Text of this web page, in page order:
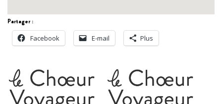
Partager :
Facebook
E-mail Plus